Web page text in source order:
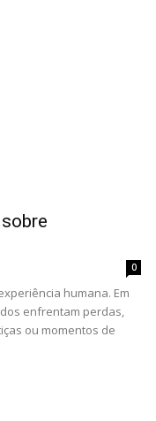
0
humana. Em
enfrentam perdas,
ou momentos de